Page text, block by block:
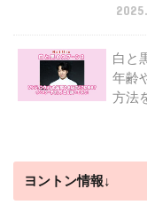
白と
年齢
方法
ヨントン情報↓